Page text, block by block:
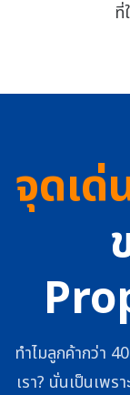
ที่
จุดเด่
ทำไมลูกค้ากว่า
เรา? นั่นเป็นเพร